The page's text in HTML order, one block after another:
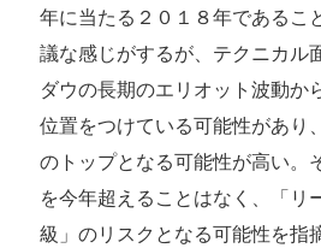
年に当たる２０１８年であるこ
議な感じがするが、テクニカル
ダウの長期のエリオット波動か
位置をつけている可能性があり
のトップとなる可能性が高い。
を今年超えることはなく、「リ
級」のリスクとなる可能性を指